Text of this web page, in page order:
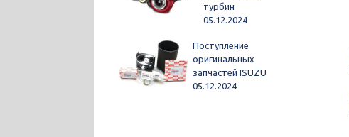
турбин
05.12.2024
Поступление
оригинальных
запчастей ISUZU
05.12.2024